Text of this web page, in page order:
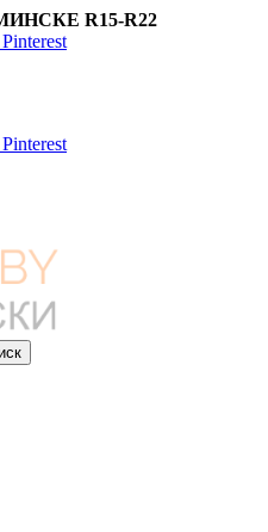
R15-R22
Pinterest
Pinterest